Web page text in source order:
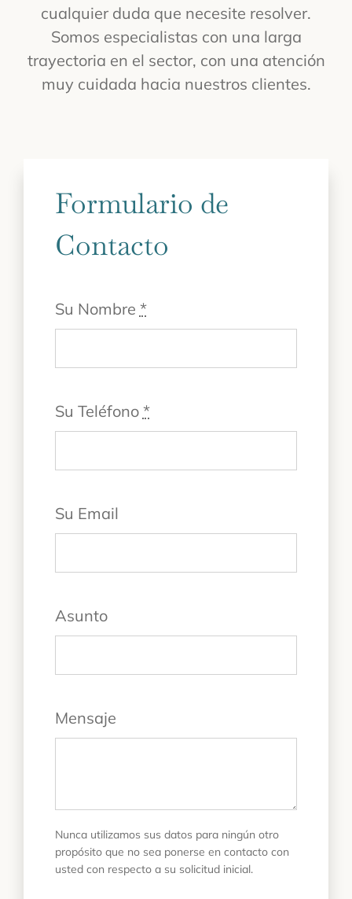
cualquier duda que necesite resolver.
Somos especialistas con una larga
trayectoria en el sector, con una atención
muy cuidada hacia nuestros clientes.
Formulario de
Contacto
Su Nombre *
Su Teléfono *
Su Email
Asunto
Mensaje
Nunca utilizamos sus datos para ningún otro
propósito que no sea ponerse en contacto con
usted con respecto a su solicitud inicial.